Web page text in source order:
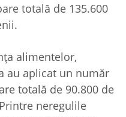
totală de 135.600
alimentelor,
au aplicat un număr
totală de 90.800 de
neregulile